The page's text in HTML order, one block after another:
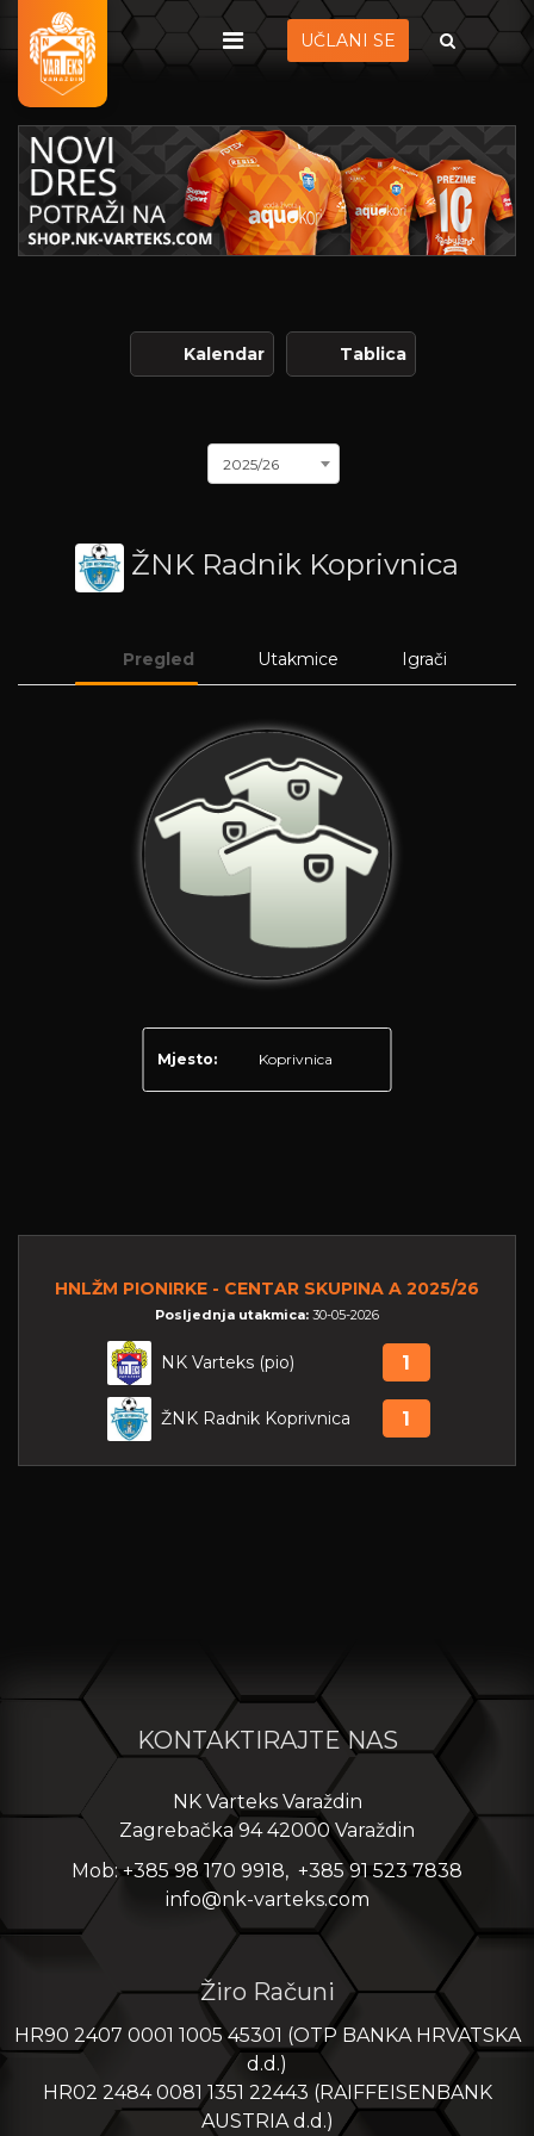
UČLANI SE
Kalendar Tablica
2025/26
ŽNK Radnik Koprivnica
Pregled Utakmice Igrači
Mjesto: Koprivnica
HNLŽM PIONIRKE - CENTAR SKUPINA A 2025/26
Posljednja utakmica: 30-05-2026
NK Varteks (pio) 1
ŽNK Radnik Koprivnica 1
KONTAKTIRAJTE NAS
NK Varteks Varaždin
Zagrebačka 94 42000 Varaždin
Mob: +385 98 170 9918, +385 91 523 7838
info@nk-varteks.com
Žiro Računi
HR90 2407 0001 1005 45301 (OTP BANKA HRVATSKA
d.d.)
HR02 2484 0081 1351 22443 (RAIFFEISENBANK
AUSTRIA d.d.)